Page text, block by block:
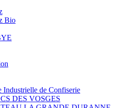
Bio
Industrielle de Confiserie
DES VOSGES